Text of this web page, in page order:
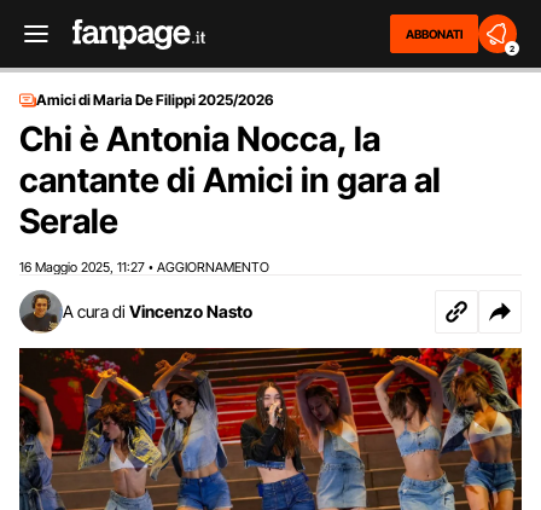
ABBONATI
2
Amici di Maria De Filippi 2025/2026
Chi è Antonia Nocca, la
cantante di Amici in gara al
Serale
16 Maggio 2025 11:27 • AGGIORNAMENTO
A cura di Vincenzo Nasto